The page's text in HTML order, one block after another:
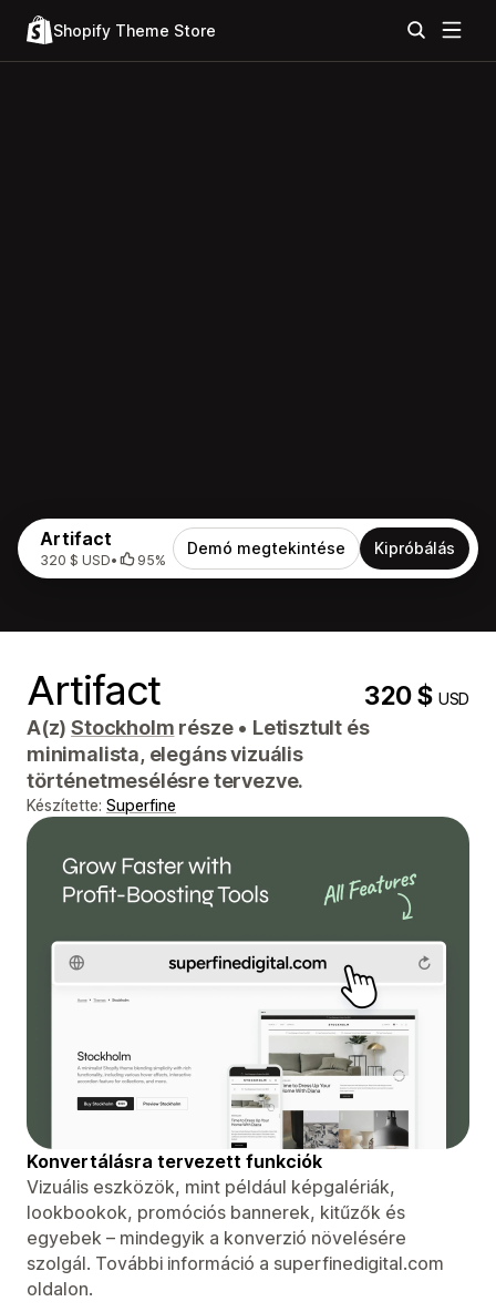
Shopify Theme Store
Artifact
320 $ USD• 95%
Demó megtekintése Kipróbálás
Artifact 320 $USD
A(z)Stockholm része • Letisztult és
minimalista, elegáns vizuális
történetmesélésre tervezve.
Készítette: Superfine
Konvertálásra tervezett funkciók
Vizuális eszközök, mint például képgalériák,
lookbookok, promóciós bannerek, kitűzők és
egyebek – mindegyik a konverzió növelésére
szolgál. További információ a superfinedigital.com
oldalon.